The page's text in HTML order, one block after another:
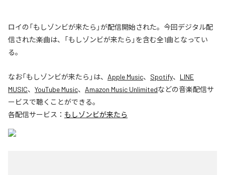
ロイの「もしゾンビが来たら」が配信開始された。今回デジタル配
信された楽曲は、「もしゾンビが来たら」を含む全1曲となってい
る。
なお「もしゾンビが来たら 」は、 Apple Music、 Spotify、 LINE
MUSIC、 YouTube Music、 Amazon Music Unlimitedなどの音楽配信サ
ービスで聴くことができる。
各配信サービス： もしゾンビが来たら